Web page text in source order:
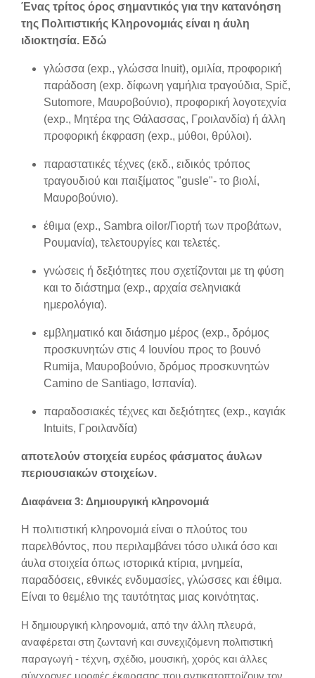
Ένας τρίτος όρος σημαντικός για την κατανόηση
της Πολιτιστικής Κληρονομιάς είναι η άυλη
ιδιοκτησία. Εδώ
γλώσσα (exp., γλώσσα Inuit), ομιλία, προφορική
παράδοση (exp. δίφωνη γαμήλια τραγούδια, Spič,
Sutomore, Μαυροβούνιο), προφορική λογοτεχνία
(exp., Μητέρα της Θάλασσας, Γροιλανδία) ή άλλη
προφορική έκφραση (exp., μύθοι, θρύλοι).
παραστατικές τέχνες (εκδ., ειδικός τρόπος
τραγουδιού και παιξίματος "gusle"- το βιολί,
Μαυροβούνιο).
έθιμα (exp., Sambra oilor/Γιορτή των προβάτων,
Ρουμανία), τελετουργίες και τελετές.
γνώσεις ή δεξιότητες που σχετίζονται με τη φύση
και το διάστημα (exp., αρχαία σεληνιακά
ημερολόγια).
εμβληματικό και διάσημο μέρος (exp., δρόμος
προσκυνητών στις 4 Ιουνίου προς το βουνό
Rumija, Μαυροβούνιο, δρόμος προσκυνητών
Camino de Santiago, Ισπανία).
παραδοσιακές τέχνες και δεξιότητες (exp., καγιάκ
Intuits, Γροιλανδία)
αποτελούν στοιχεία ευρέος φάσματος άυλων
περιουσιακών στοιχείων.
Διαφάνεια 3: Δημιουργική κληρονομιά
Η πολιτιστική κληρονομιά είναι ο πλούτος του
παρελθόντος, που περιλαμβάνει τόσο υλικά όσο και
άυλα στοιχεία όπως ιστορικά κτίρια, μνημεία,
παραδόσεις, εθνικές ενδυμασίες, γλώσσες και έθιμα.
Είναι το θεμέλιο της ταυτότητας μιας κοινότητας.
Η δημιουργική κληρονομιά, από την άλλη πλευρά,
αναφέρεται στη ζωντανή και συνεχιζόμενη πολιτιστική
παραγωγή - τέχνη, σχέδιο, μουσική, χορός και άλλες
σύγχρονες μορφές έκφρασης που αντικατοπτρίζουν τον